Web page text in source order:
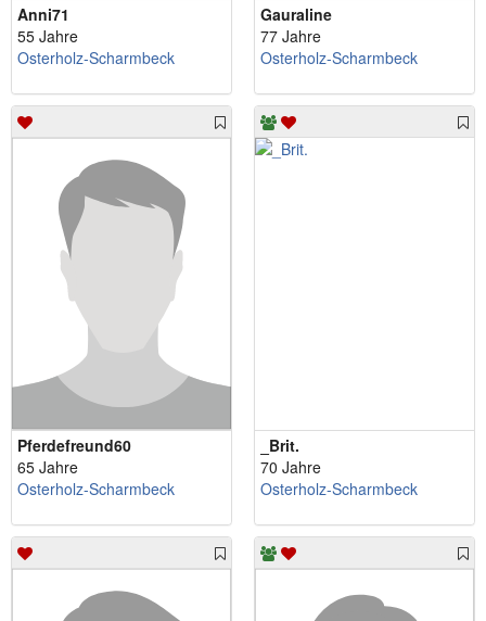
Anni71
55 Jahre
Osterholz-Scharmbeck
Gauraline
77 Jahre
Osterholz-Scharmbeck
Pferdefreund60
65 Jahre
Osterholz-Scharmbeck
_Brit.
70 Jahre
Osterholz-Scharmbeck